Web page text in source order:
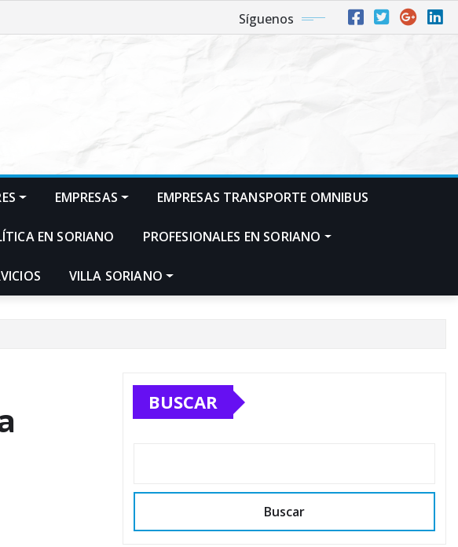
Síguenos
EMPRESAS EMPRESAS TRANSPORTE OMNIBUS
EN SORIANO PROFESIONALES EN SORIANO
VILLA SORIANO
BUSCAR
Buscar